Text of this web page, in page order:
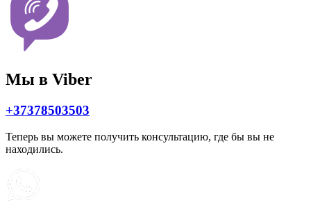
Мы в Viber
+37378503503
Теперь вы можете получить консультацию, где бы вы не
находились.